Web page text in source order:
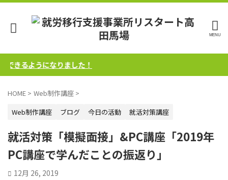
ようになりました！
HOME > Web制作講座 >
Web制作講座
ブログ 今日の活動 就活対策講座
就活対策「模擬面接」&PC講座「2019年
PC講座で学んだことの振返り」
12月 26, 2019